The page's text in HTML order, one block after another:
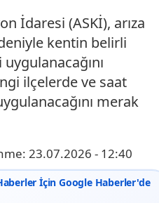
İdaresi (ASKİ), arıza
kentin belirli
ilçelerde ve saat
merak
23.07.2026 - 12:40
İçin Google Haberler'de